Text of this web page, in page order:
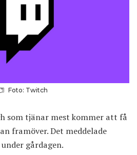
Foto: Twitch
som tjänar mest kommer att få
framöver. Det meddelade
gårdagen.